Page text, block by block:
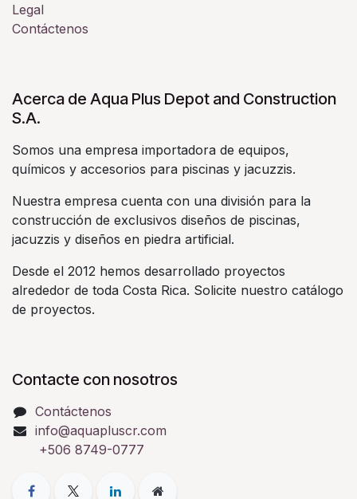
Legal
Contáctenos
Acerca de Aqua Plus Depot and Construction
S.A.
Somos una empresa importadora de equipos,
químicos y accesorios para piscinas y jacuzzis.
Nuestra empresa cuenta con una división para la
construcción de exclusivos diseños de piscinas,
jacuzzis y diseños en piedra artificial.
Desde el 2012 hemos desarrollado proyectos
alrededor de toda Costa Rica. Solicite nuestro catálogo
de proyectos.
Contacte con nosotros
Contáctenos
info@aquapluscr.com
+506 8749-0777